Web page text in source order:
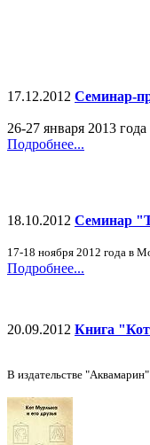
17.12.2012 Семинар-
26-27 января 2013
Подробнее...
18.10.2012 Семинар
17-18 ноября 2012 года в
Подробнее...
20.09.2012 Книга
В издательстве